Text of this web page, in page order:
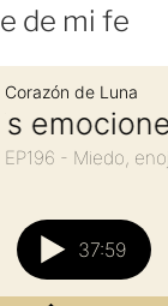
de mi fe